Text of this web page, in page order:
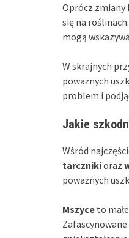
Oprócz zmiany
się na
mogą
W skrajnych
poważnych
problem i
Jakie
Wśród
tarcznikioraz
poważnych
Mszyce to